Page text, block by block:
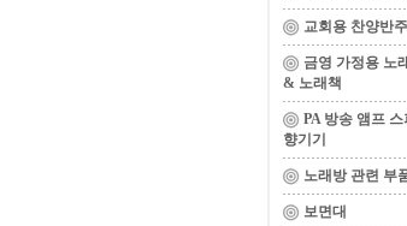
교회용 찬양반주
금영 가정용 노
& 노래책
PA 방송 앰프
향기기
노래방 관련 부
보면대